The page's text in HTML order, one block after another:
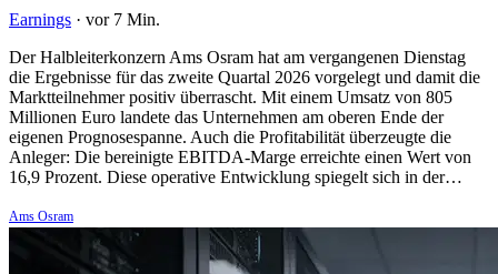
Earnings · vor 7 Min.
Der Halbleiterkonzern Ams Osram hat am vergangenen Dienstag
die Ergebnisse für das zweite Quartal 2026 vorgelegt und damit die
Marktteilnehmer positiv überrascht. Mit einem Umsatz von 805
Millionen Euro landete das Unternehmen am oberen Ende der
eigenen Prognosespanne. Auch die Profitabilität überzeugte die
Anleger: Die bereinigte EBITDA-Marge erreichte einen Wert von
16,9 Prozent. Diese operative Entwicklung spiegelt sich in der…
Ams Osram